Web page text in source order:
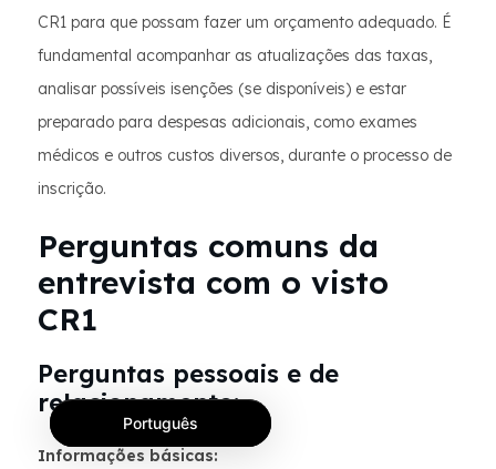
CR1 para que possam fazer um orçamento adequado. É
fundamental acompanhar as atualizações das taxas,
analisar possíveis isenções (se disponíveis) e estar
preparado para despesas adicionais, como exames
médicos e outros custos diversos, durante o processo de
inscrição.
Perguntas comuns da
entrevista com o visto
CR1
Perguntas pessoais e de
relacionamento:
Informações básicas:
Português